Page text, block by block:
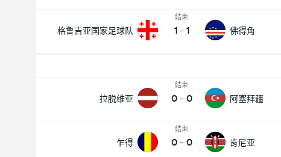
格鲁吉亚国家足球队
結束
1 - 1 佛得角
拉脱维亚
結束
0 - 0 阿塞拜疆
乍得
結束
0 - 0 肯尼亚